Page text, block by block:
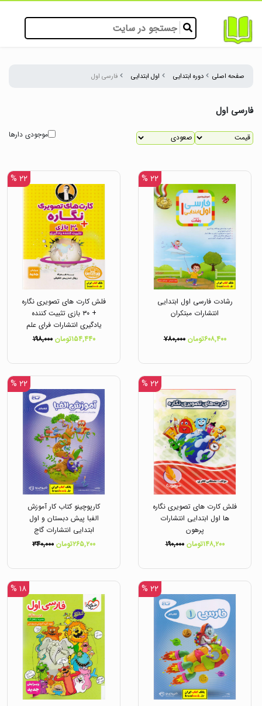
صفحه اصلی دوره ابتدایی اول ابتدایی فارسی اول
فارسی اول
موجودی دارها
۲۲ %
رشادت فارسی اول ابتدایی
انتشارات مبتکران
۶۰۸,۴۰۰تومان ۷۸۰,۰۰۰
۲۲ %
فلش کارت های تصویری نگاره
+ ۳۰ بازی تثبیت کننده
یادگیری انتشارات فرای علم
۱۵۴,۴۴۰تومان
۱۹۸,۰۰۰
۲۲ %
فلش کارت های تصویری نگاره
ها اول ابتدایی انتشارات
پرهون
۱۴۸,۲۰۰تومان
۱۹۰,۰۰۰
۲۲ %
کارپوچینو کتاب کار آموزش
الفبا پیش دبستان و اول
ابتدایی انتشارات گاج
۲۶۵,۲۰۰تومان
۳۴۰,۰۰۰
۲۲ % ۱۸ %